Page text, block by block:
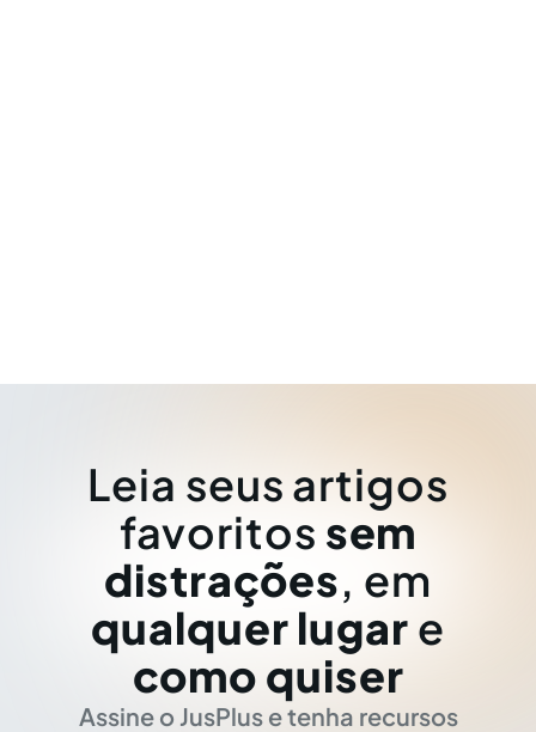
Leia seus artigos
favoritos sem
distrações, em
qualquer lugar e
como quiser
Assine o JusPlus e tenha recursos